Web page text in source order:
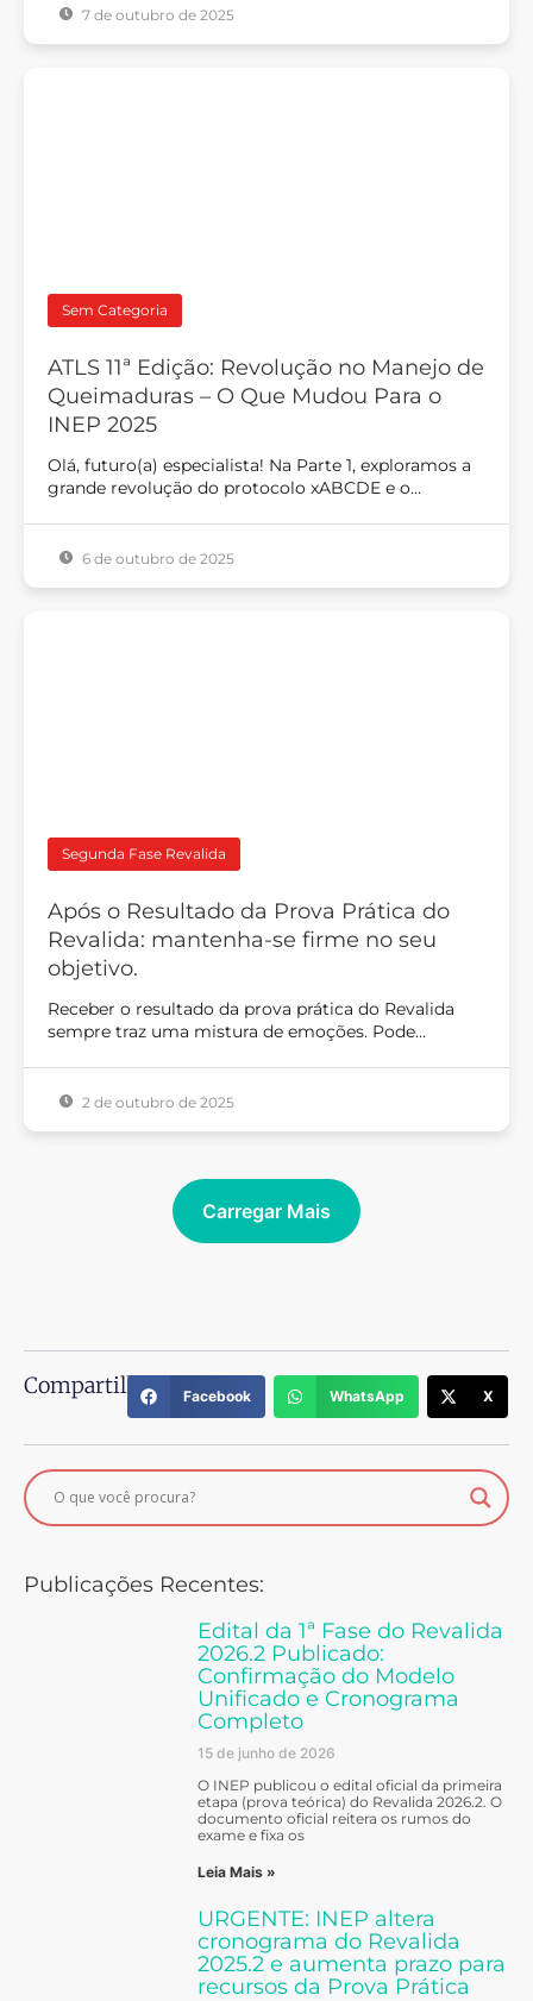
7 de outubro de 2025
Sem Categoria
ATLS 11ª Edição: Revolução no Manejo de
Queimaduras – O Que Mudou Para o
INEP 2025
Olá, futuro(a) especialista! Na Parte 1, exploramos a
grande revolução do protocolo xABCDE e o…
6 de outubro de 2025
Segunda Fase Revalida
Após o Resultado da Prova Prática do
Revalida: mantenha-se firme no seu
objetivo.
Receber o resultado da prova prática do Revalida
sempre traz uma mistura de emoções. Pode…
2 de outubro de 2025
Carregar Mais
Compartilhe: Facebook WhatsApp X
Publicações Recentes:
Edital da 1ª Fase do Revalida
2026.2 Publicado:
Confirmação do Modelo
Unificado e Cronograma
Completo
15 de junho de 2026
O INEP publicou o edital oficial da primeira
etapa (prova teórica) do Revalida 2026.2. O
documento oficial reitera os rumos do
exame e fixa os
Leia Mais »
URGENTE: INEP altera
cronograma do Revalida
2025.2 e aumenta prazo para
recursos da Prova Prática